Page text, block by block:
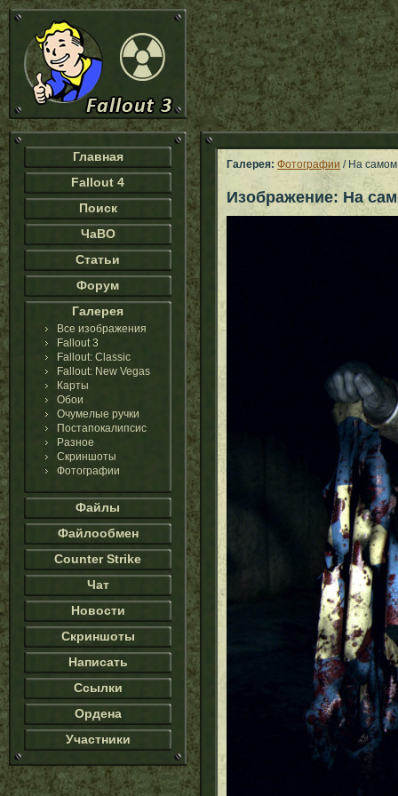
Главная
Fallout 4
Поиск
ЧаВО
Статьи
Форум
Галерея
Все изображения
Fallout 3
Fallout: Classic
Fallout: New Vegas
Карты
Обои
Очумелые ручки
Постапокалипсис
Разное
Скриншоты
Фотографии
Файлы
Файлообмен
Counter Strike
Чат
Новости
Скриншоты
Написать
Ссылки
Ордена
Участники
Галерея: Фотографии / На самом
Изображение: На